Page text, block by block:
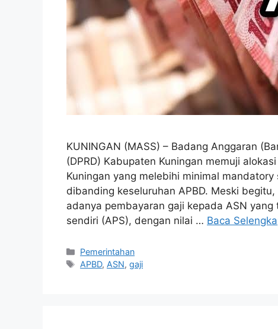
KUNINGAN (MASS) – Badang Anggaran
(DPRD) Kabupaten Kuningan memuji
Kuningan yang melebihi minimal
dibanding keseluruhan APBD. Meski
adanya pembayaran gaji kepada ASN
sendiri (APS), dengan nilai … Baca
Kategori
Pemerintahan
Tag
APBD, ASN,gaji